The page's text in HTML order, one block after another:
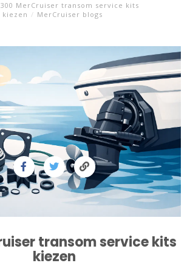
300 MerCruiser transom service kits
kiezen / MerCruiser blogs
transom service kits
kiezen